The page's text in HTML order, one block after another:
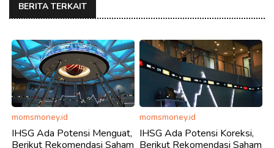
BERITA TERKAIT
momsmoney.id
IHSG Ada Potensi Menguat,
Berikut Rekomendasi Saham
momsmoney.id
IHSG Ada Potensi Koreksi,
Berikut Rekomendasi Saham